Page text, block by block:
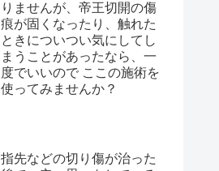
りませんが、帝王切開の傷
痕が固くなったり、触れた
ときについつい気にしてし
まうことがあったなら、一
度でいいので ここの施術を
使ってみませんか？
指先などの切り傷が治った